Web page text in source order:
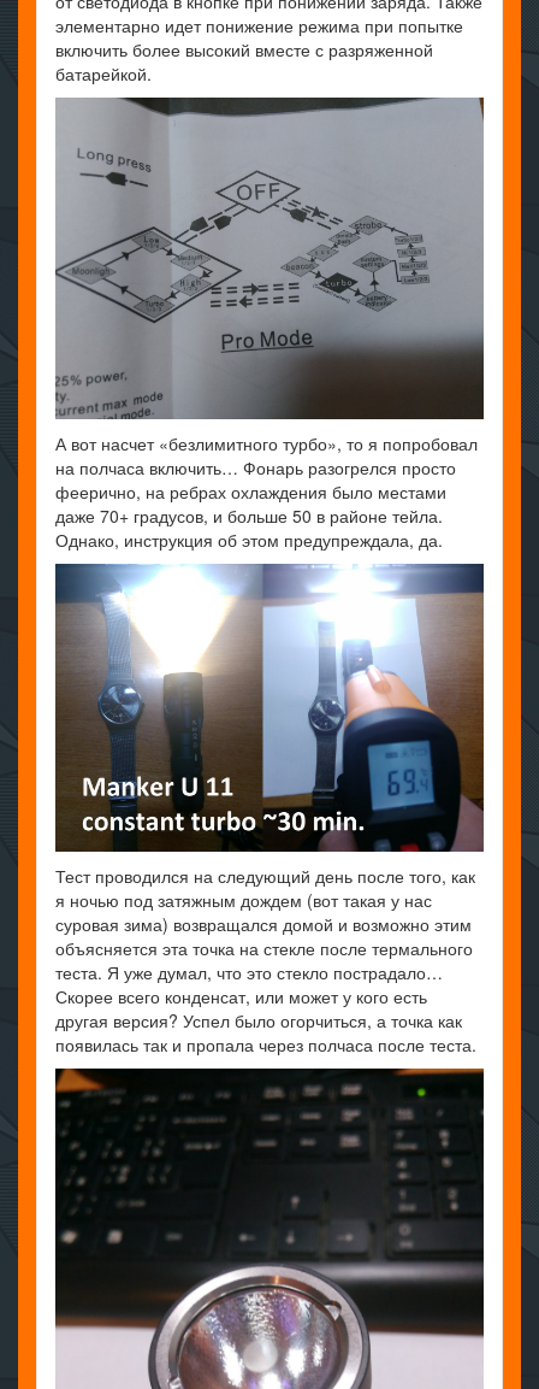
элементарно идет понижение режима при попытке
включить более высокий вместе с разряженной
батарейкой.
А вот насчет «безлимитного турбо», то я попробовал
на полчаса включить… Фонарь разогрелся просто
феерично, на ребрах охлаждения было местами
даже 70+ градусов, и больше 50 в районе тейла.
Однако, инструкция об этом предупреждала, да.
Тест проводился на следующий день после того, как
я ночью под затяжным дождем (вот такая у нас
суровая зима) возвращался домой и возможно этим
объясняется эта точка на стекле после термального
теста. Я уже думал, что это стекло пострадало…
Скорее всего конденсат, или может у кого есть
другая версия? Успел было огорчиться, а точка как
появилась так и пропала через полчаса после теста.